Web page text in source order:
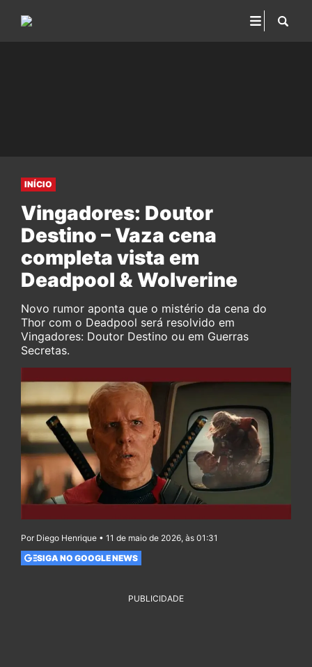
INÍCIO
Vingadores: Doutor
Destino – Vaza cena
completa vista em
Deadpool & Wolverine
Novo rumor aponta que o mistério da cena do
Thor com o Deadpool será resolvido em
Vingadores: Doutor Destino ou em Guerras
Secretas.
Por Diego Henrique • 11 de maio de 2026, às 01:31
SIGA NO GOOGLE NEWS
PUBLICIDADE